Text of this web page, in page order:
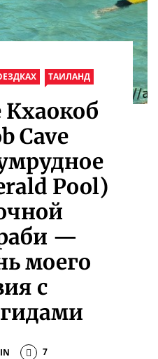
ТАИЛАНД
Cave
Pool)
—
моего
с
7